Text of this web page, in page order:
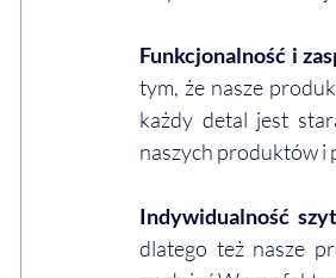
Funkcjonalność i
tym, że nasze
każdy detal jest
naszych produktów i
Indywidualność
dlatego też nasze